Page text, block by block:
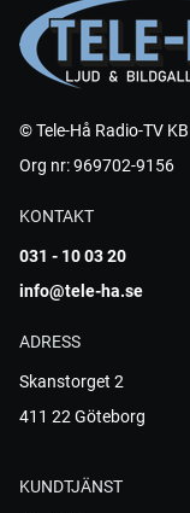
© Tele-Hå Radio-TV KB
Org nr: 969702-9156
KONTAKT
031 - 10 03 20
info@tele-ha.se
ADRESS
Skanstorget 2
411 22 Göteborg
KUNDTJÄNST